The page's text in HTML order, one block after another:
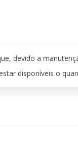
devido a
disponíveis o